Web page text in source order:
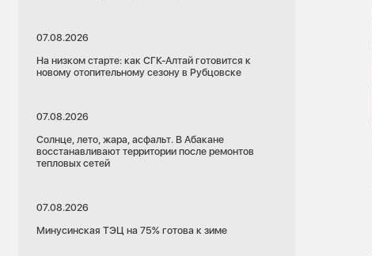
07.08.2026
На низком старте: как СГК-Алтай готовится к
новому отопительному сезону в Рубцовске
07.08.2026
Солнце, лето, жара, асфальт. В Абакане
восстанавливают территории после ремонтов
тепловых сетей
07.08.2026
Минусинская ТЭЦ на 75% готова к зиме